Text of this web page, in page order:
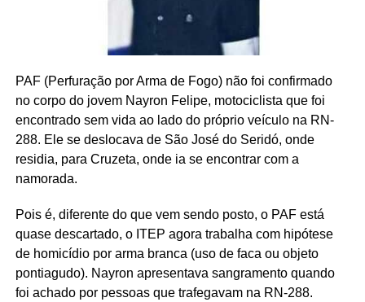
PAF (Perfuração por Arma de Fogo) não foi confirmado
no corpo do jovem Nayron Felipe, motociclista que foi
encontrado sem vida ao lado do próprio veículo na RN-
288. Ele se deslocava de São José do Seridó, onde
residia, para Cruzeta, onde ia se encontrar com a
namorada.
Pois é, diferente do que vem sendo posto, o PAF está
quase descartado, o ITEP agora trabalha com hipótese
de homicídio por arma branca (uso de faca ou objeto
pontiagudo). Nayron apresentava sangramento quando
foi achado por pessoas que trafegavam na RN-288.